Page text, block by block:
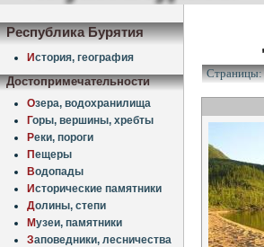
Республика Бурятия
История, география
Достопримечательности
Озера, водохранилища
Горы, вершины, хребты
Реки, пороги
Пещеры
Водопады
Исторические памятники
Долины, степи
Музеи, памятники
Заповедники, лесничества
Страницы: